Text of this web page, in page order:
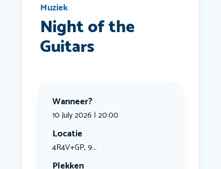
Muziek
Night of the
Guitars
Wanneer?
10 July 2026 | 20:00
Locatie
4R4V+GP, 9...